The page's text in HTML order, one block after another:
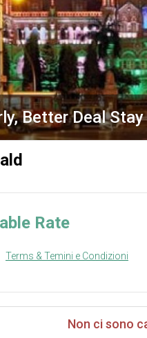
Better Deal
Rate
Terms & Temini e Condizioni
Non ci sono